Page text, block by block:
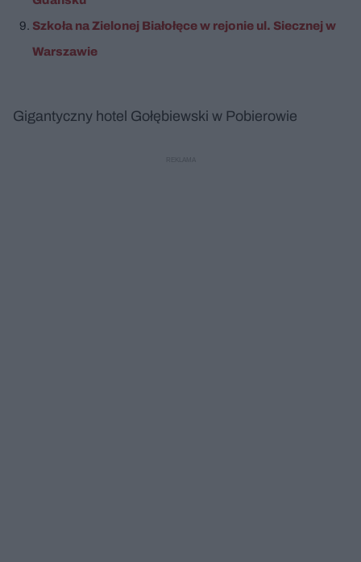
Szkoła na Zielonej Białołęce w rejonie ul. Siecznej w
Warszawie
Gigantyczny hotel Gołębiewski w Pobierowie